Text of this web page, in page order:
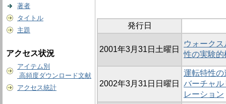
著者
タイトル
主題
アクセス状況
アイテム別
高頻度ダウンロード文献
アクセス統計
発行日
2001年3月31日土曜日
ウォーク
性の実験的
2002年3月31日日曜日
運転特性
バーチャ
レーション